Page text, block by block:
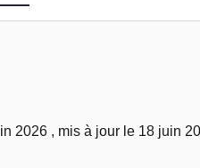
2026 , mis à jour le 18 juin